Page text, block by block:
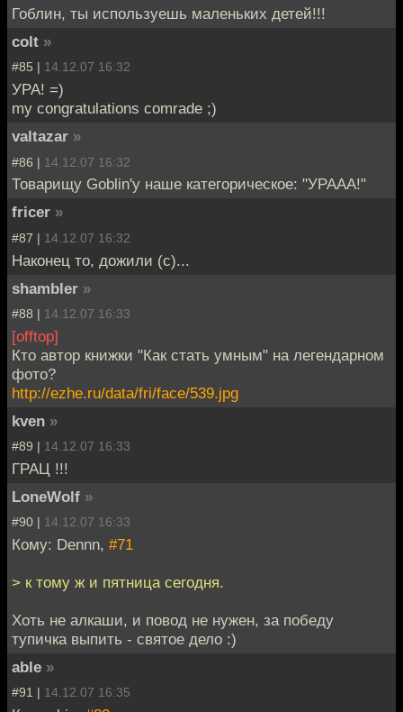
Гоблин, ты используешь маленьких детей!!!
colt »
#85 | 14.12.07 16:32
УРА! =)
my congratulations comrade ;)
valtazar »
#86 | 14.12.07 16:32
Товарищу Goblin'у наше категорическое: "УРААА!"
fricer »
#87 | 14.12.07 16:32
Наконец то, дожили (с)...
shambler »
#88 | 14.12.07 16:33
[offtop]
Кто автор книжки "Как стать умным" на легендарном
фото?
http://ezhe.ru/data/fri/face/539.jpg
kven »
#89 | 14.12.07 16:33
ГРАЦ !!!
LoneWolf »
#90 | 14.12.07 16:33
Кому: Dennn, #71
> к тому ж и пятница сегодня.
Хоть не алкаши, и повод не нужен, за победу
тупичка выпить - святое дело :)
able »
#91 | 14.12.07 16:35